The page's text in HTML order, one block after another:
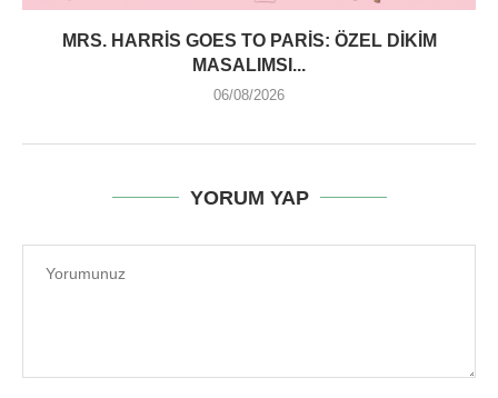
MRS. HARRIS GOES TO PARIS: ÖZEL DIKIM
MASALIMSI...
06/08/2026
YORUM YAP